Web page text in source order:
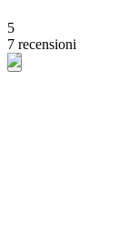
5
7 recensioni